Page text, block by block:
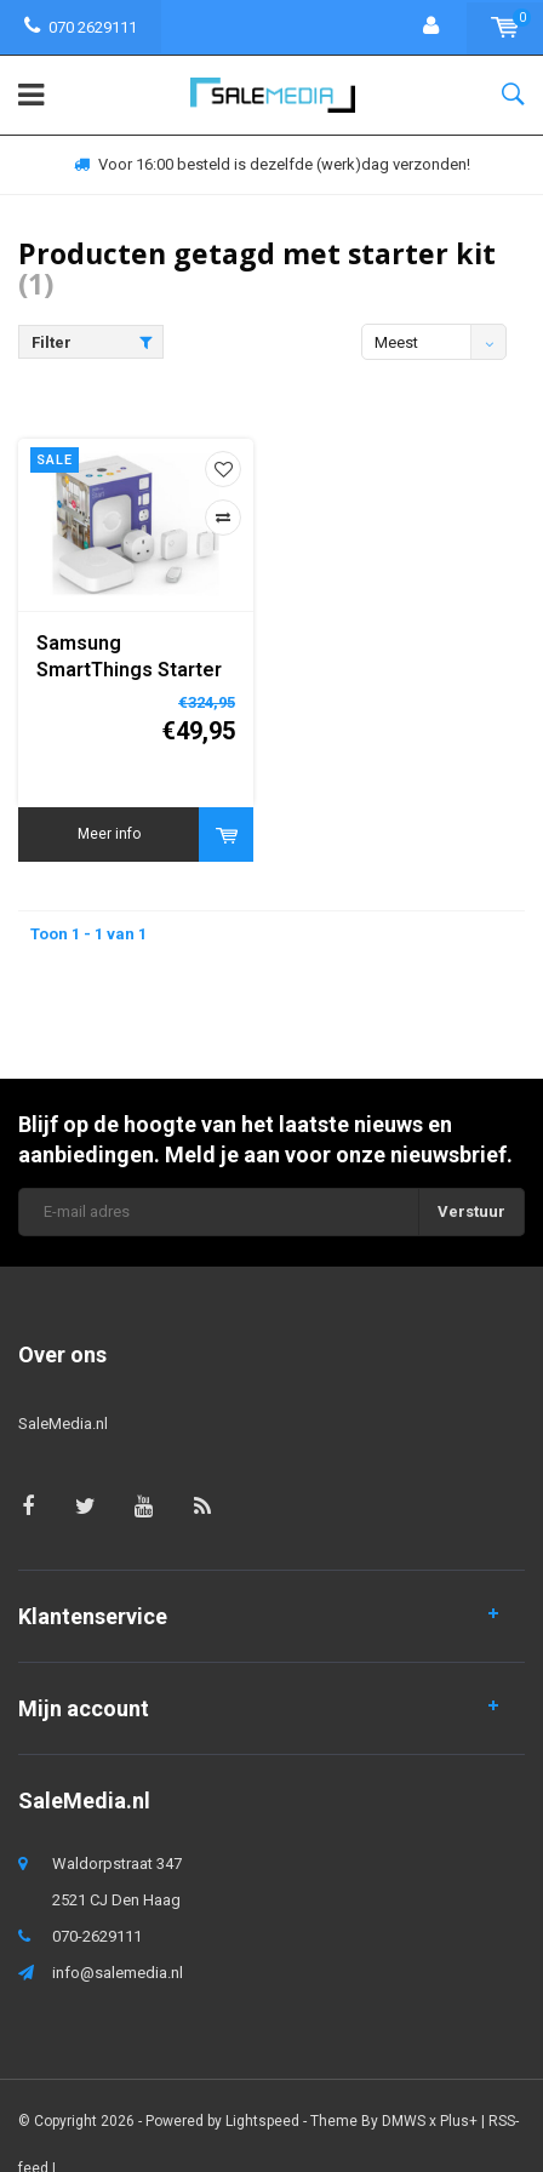
070 2629111
0
Voor 16:00 besteld is dezelfde (werk)dag verzonden!
Producten getagd met starter kit
(1)
Filter
Meest
SALE
Samsung
SmartThings Starter
Kit (UK plug) smart€324,95
€49,95
Meer info
Toon 1 - 1 van 1
Blijf op de hoogte van het laatste nieuws en
aanbiedingen. Meld je aan voor onze nieuwsbrief.
Verstuur
Over ons
SaleMedia.nl
Klantenservice
Mijn account
SaleMedia.nl
Waldorpstraat 347
2521 CJ Den Haag
070-2629111
info@salemedia.nl
© Copyright 2026 - Powered by Lightspeed - Theme By DMWS x Plus+ | RSS-
feed |